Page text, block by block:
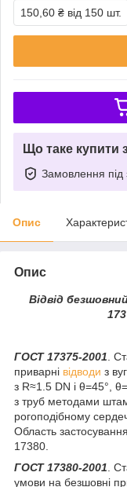
150,60 ₴ від 150 шт.
Що таке купити
Замовлення під
Опис
Опис
Відвід
ГОСТ 17375-2001 .
приварні відводи з
з R≈1.5 DN і θ=45°,
з труб методами
рогоподібному
Область
17380.
ГОСТ 17380-2001 .
умови на безшовні